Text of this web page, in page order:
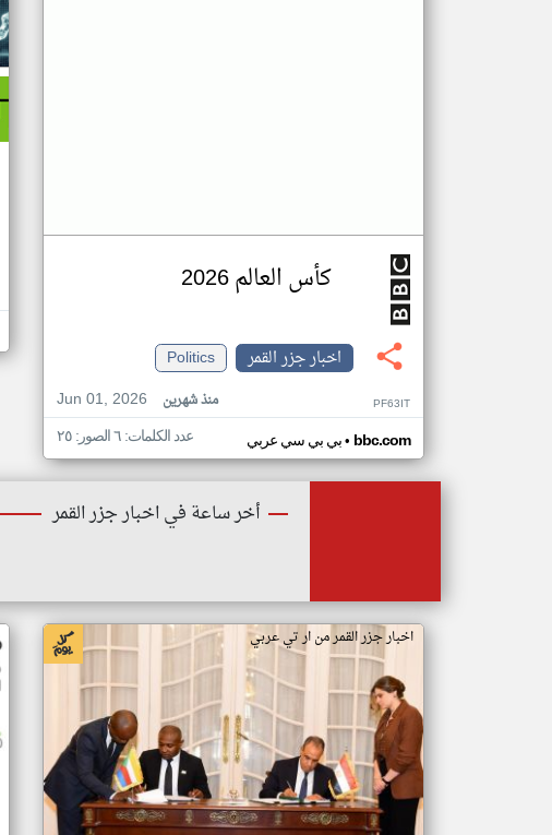
كأس العالم 2026
اخبار جزر القمر
Politics
Jun 01, 2026
منذ شهرين PF63IT
بي بي سي عربي• bbc.com عدد الكلمات: ٦ الصور: ٢٥
أخر ساعة في اخبار جزر القمر
اخبار جزر القمر من ار تي عربي